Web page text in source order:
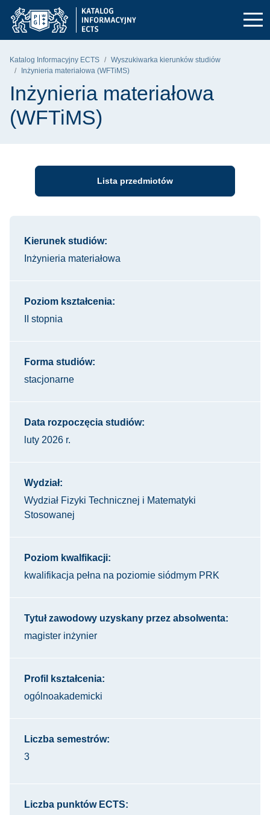
Przejdź do głównego menu
Przejdź do nawigacji
Przejdź do treści
Politechnika Gdańska - strona główna
Katalog Informacyjny ECTS
Wyszukiwarka kierunków studiów
Inżynieria materiałowa (WFTiMS)
Inżynieria materiałowa
(WFTiMS)
Lista przedmiotów
Kierunek studiów:
Inżynieria materiałowa
Poziom kształcenia:
II stopnia
Forma studiów:
stacjonarne
Data rozpoczęcia studiów:
luty 2026 r.
Wydział:
Wydział Fizyki Technicznej i Matematyki
Stosowanej
Poziom kwalfikacji:
kwalifikacja pełna na poziomie siódmym PRK
Tytuł zawodowy uzyskany przez absolwenta:
magister inżynier
Profil kształcenia:
ogólnoakademicki
Liczba semestrów:
3
Liczba punktów ECTS: